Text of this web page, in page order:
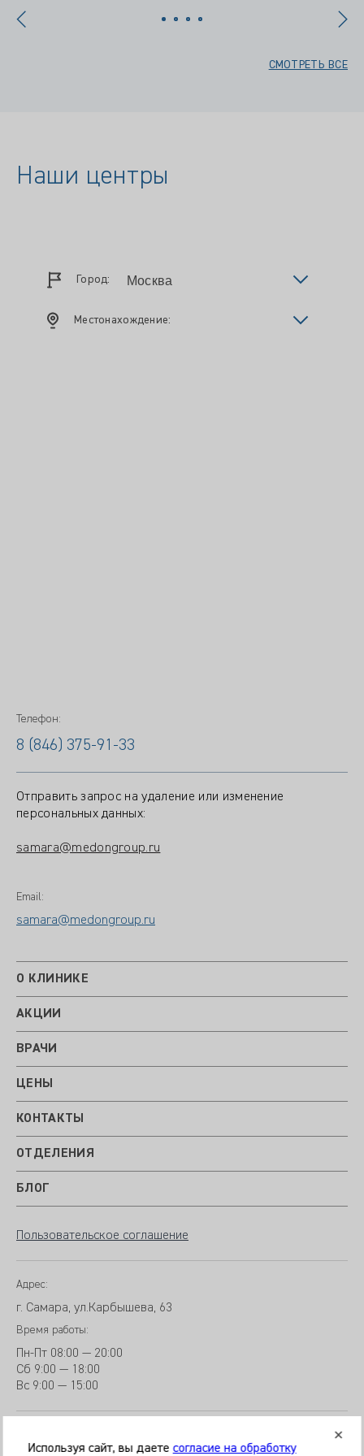
СМОТРЕТЬ ВСЕ
Наши центры
Город:
Местонахождение:
Телефон:
8 (846) 375-91-33
Отправить запрос на удаление или изменение
персональных данных:
samara@medongroup.ru
Email:
samara@medongroup.ru
О КЛИНИКЕ
АКЦИИ
ВРАЧИ
ЦЕНЫ
КОНТАКТЫ
ОТДЕЛЕНИЯ
БЛОГ
Пользовательское соглашение
Адрес:
г. Самара, ул.Карбышева, 63
Время работы:
Пн-Пт 08:00 — 20:00
Сб 9:00 — 18:00
Вс 9:00 — 15:00
Используя сайт, вы даете согласие на обработку